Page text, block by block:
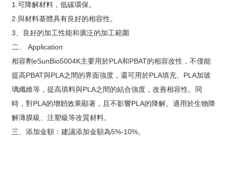
1.可降解材料，低碳環保。
2.與材料基體具有良好的相容性。
3、良好的加工性能和廣泛的加工範圍
二、 Application
相容劑eSunBio5004K主要用於PLA和PBAT的相容改性，不僅能
提高PBAT與PLA之間的界面強度，還可用於PLA填充、PLA加玻
璃纖維等，提高填料與PLA之間的結合強度，改善相容性。同
時，對PLA的增韌效果顯著，且不影響PLA的降解。適用於生物降
解薄膜級、注塑級等改質材料。
三、添加金額：建議添加金額為5%-10%。